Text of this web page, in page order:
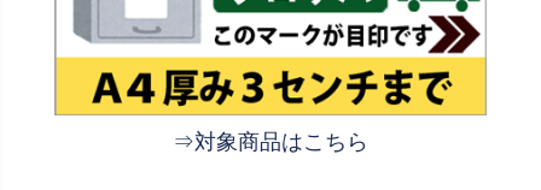
⇒対象商品はこちら